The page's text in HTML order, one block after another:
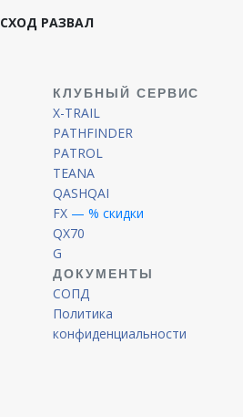
СХОД РАЗВАЛ
КЛУБНЫЙ СЕРВИС
X-TRAIL
PATHFINDER
PATROL
TEANA
QASHQAI
FX — % скидки
QX70
G
ДОКУМЕНТЫ
СОПД
Политика
конфиденциальности